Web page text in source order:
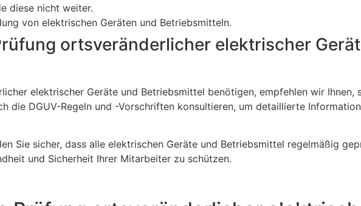
diese nicht weiter.
von elektrischen Geräten und Betriebsmitteln.
ortsveränderlicher elektrischer
elektrischer Geräte und Betriebsmittel benötigen, empfehlen wir
die DGUV-Regeln und -Vorschriften konsultieren, um detaillierte
Sie sicher, dass alle elektrischen Geräte und Betriebsmittel regelmäßig
und Sicherheit Ihrer Mitarbeiter zu schützen.